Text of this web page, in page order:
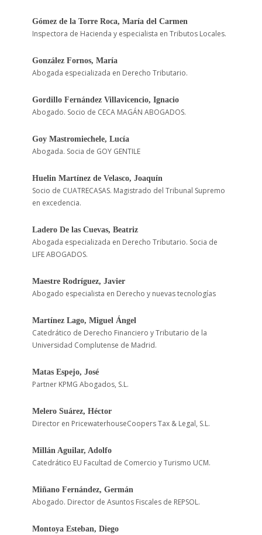
Gómez de la Torre Roca, María del Carmen
Inspectora de Hacienda y especialista en Tributos Locales.
González Fornos, María
Abogada especializada en Derecho Tributario.
Gordillo Fernández Villavicencio, Ignacio
Abogado. Socio de CECA MAGÁN ABOGADOS.
Goy Mastromiechele, Lucía
Abogada. Socia de GOY GENTILE
Huelin Martínez de Velasco, Joaquín
Socio de CUATRECASAS. Magistrado del Tribunal Supremo
en excedencia.
Ladero De las Cuevas, Beatriz
Abogada especializada en Derecho Tributario. Socia de
LIFE ABOGADOS.
Maestre Rodríguez, Javier
Abogado especialista en Derecho y nuevas tecnologías
Martínez Lago, Miguel Ángel
Catedrático de Derecho Financiero y Tributario de la
Universidad Complutense de Madrid.
Matas Espejo, José
Partner KPMG Abogados, S.L.
Melero Suárez, Héctor
Director en PricewaterhouseCoopers Tax & Legal, S.L.
Millán Aguilar, Adolfo
Catedrático EU Facultad de Comercio y Turismo UCM.
Miñano Fernández, Germán
Abogado. Director de Asuntos Fiscales de REPSOL.
Montoya Esteban, Diego